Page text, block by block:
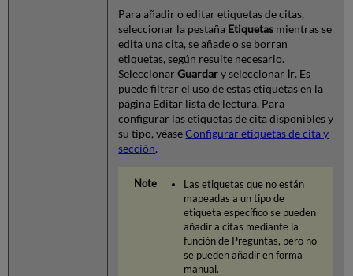
Para añadir o editar etiquetas de citas,
seleccionar la pestaña Etiquetas mientras se
edita una cita, se añade o se borran
etiquetas, según resulte necesario.
SeleccionarGuardary seleccionar Ir. Es
puede filtrar el uso de estas etiquetas en la
página Editar lista de lectura. Para
configurar las etiquetas de cita disponibles y
su tipo, véaseConfigurar etiquetas de cita y
sección.
Las etiquetas que no están
mapeadas a un tipo de
etiqueta específico se pueden
añadir a citas mediante la
función de Preguntas, pero no
se pueden añadir en forma
manual.